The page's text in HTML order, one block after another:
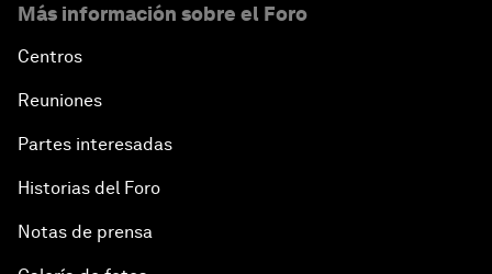
Más información sobre el Foro
Centros
Reuniones
Partes interesadas
Historias del Foro
Notas de prensa